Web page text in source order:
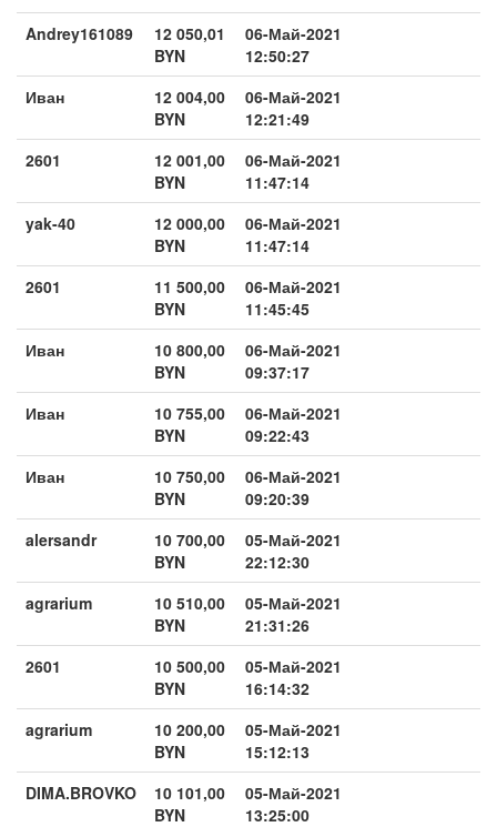
Andrey161089
12 050,01
BYN
06-Май-2021
12:50:27
Иван
12 004,00
BYN
06-Май-2021
12:21:49
2601
12 001,00
BYN
06-Май-2021
11:47:14
yak-40
12 000,00
BYN
06-Май-2021
11:47:14
2601
11 500,00
BYN
06-Май-2021
11:45:45
Иван
10 800,00
BYN
06-Май-2021
09:37:17
Иван
10 755,00
BYN
06-Май-2021
09:22:43
Иван
10 750,00
BYN
06-Май-2021
09:20:39
alersandr
10 700,00
BYN
05-Май-2021
22:12:30
agrarium
10 510,00
BYN
05-Май-2021
21:31:26
2601
10 500,00
BYN
05-Май-2021
16:14:32
agrarium
10 200,00
BYN
05-Май-2021
15:12:13
DIMA.BROVKO
10 101,00
BYN
05-Май-2021
13:25:00